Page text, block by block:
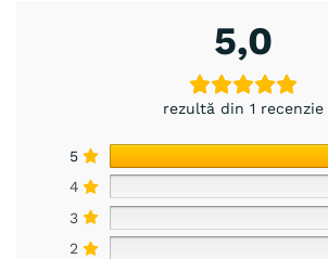
5,0
rezultă din 1 recenzie
5
4
3
2